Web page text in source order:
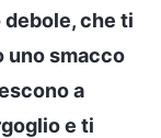
che ti
uno smacco
a
e ti